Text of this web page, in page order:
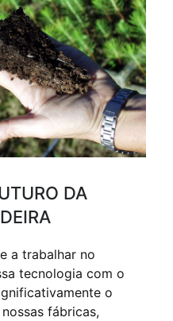
DA
a trabalhar no
tecnologia com o
o
fábricas,